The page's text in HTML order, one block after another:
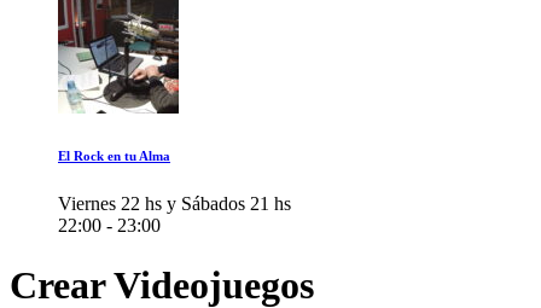
El Rock en tu Alma
Viernes 22 hs y Sábados 21 hs
22:00 - 23:00
Crear Videojuegos